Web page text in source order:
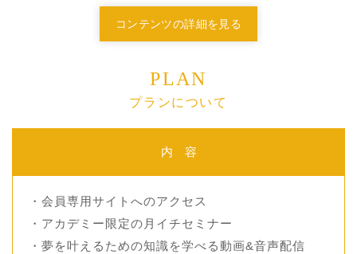
コンテンツの詳細を見る
PLAN
プランについて
内 容
・会員専用サイトへのアクセス
・アカデミー限定の月イチセミナー
・夢を叶えるための知識を学べる動画&音声配信